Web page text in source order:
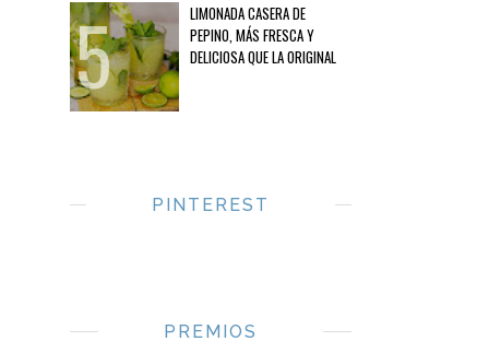
LIMONADA CASERA DE
PEPINO, MÁS FRESCA Y
DELICIOSA QUE LA ORIGINAL
PINTEREST
PREMIOS